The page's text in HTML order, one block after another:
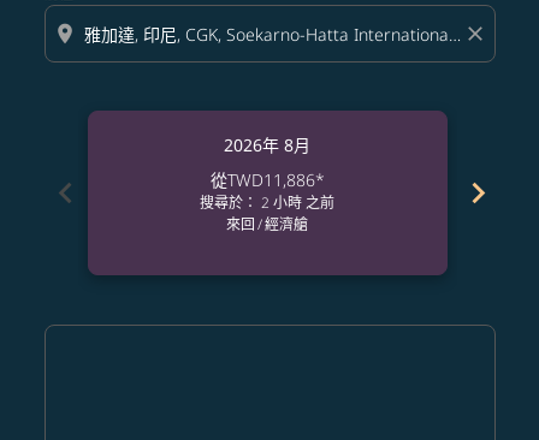
location_on close
chevron_left
2026年 8月
從TWD11,886*
搜尋於： 2 小時 之前
來回/經濟艙
chevron_right